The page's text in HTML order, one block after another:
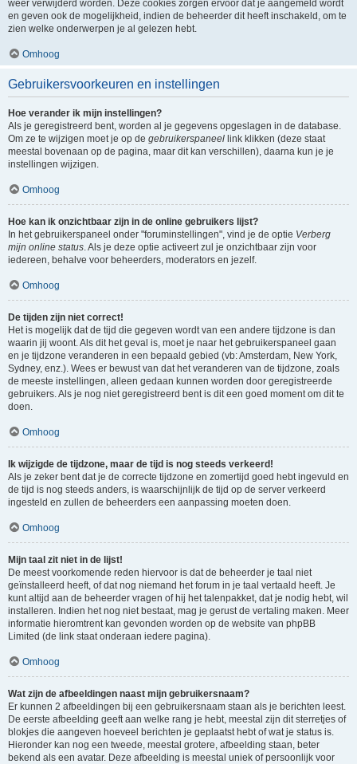
weer verwijderd worden. Deze cookies zorgen ervoor dat je aangemeld wordt
en geven ook de mogelijkheid, indien de beheerder dit heeft inschakeld, om te
zien welke onderwerpen je al gelezen hebt.
Omhoog
Gebruikersvoorkeuren en instellingen
Hoe verander ik mijn instellingen?
Als je geregistreerd bent, worden al je gegevens opgeslagen in de database.
Om ze te wijzigen moet je op de gebruikerspaneel link klikken (deze staat
meestal bovenaan op de pagina, maar dit kan verschillen), daarna kun je je
instellingen wijzigen.
Omhoog
Hoe kan ik onzichtbaar zijn in de online gebruikers lijst?
In het gebruikerspaneel onder "foruminstellingen", vind je de optie Verberg
mijn online status. Als je deze optie activeert zul je onzichtbaar zijn voor
iedereen, behalve voor beheerders, moderators en jezelf.
Omhoog
De tijden zijn niet correct!
Het is mogelijk dat de tijd die gegeven wordt van een andere tijdzone is dan
waarin jij woont. Als dit het geval is, moet je naar het gebruikerspaneel gaan
en je tijdzone veranderen in een bepaald gebied (vb: Amsterdam, New York,
Sydney, enz.). Wees er bewust van dat het veranderen van de tijdzone, zoals
de meeste instellingen, alleen gedaan kunnen worden door geregistreerde
gebruikers. Als je nog niet geregistreerd bent is dit een goed moment om dit te
doen.
Omhoog
Ik wijzigde de tijdzone, maar de tijd is nog steeds verkeerd!
Als je zeker bent dat je de correcte tijdzone en zomertijd goed hebt ingevuld en
de tijd is nog steeds anders, is waarschijnlijk de tijd op de server verkeerd
ingesteld en zullen de beheerders een aanpassing moeten doen.
Omhoog
Mijn taal zit niet in de lijst!
De meest voorkomende reden hiervoor is dat de beheerder je taal niet
geïnstalleerd heeft, of dat nog niemand het forum in je taal vertaald heeft. Je
kunt altijd aan de beheerder vragen of hij het talenpakket, dat je nodig hebt, wil
installeren. Indien het nog niet bestaat, mag je gerust de vertaling maken. Meer
informatie hieromtrent kan gevonden worden op de website van phpBB
Limited (de link staat onderaan iedere pagina).
Omhoog
Wat zijn de afbeeldingen naast mijn gebruikersnaam?
Er kunnen 2 afbeeldingen bij een gebruikersnaam staan als je berichten leest.
De eerste afbeelding geeft aan welke rang je hebt, meestal zijn dit sterretjes of
blokjes die aangeven hoeveel berichten je geplaatst hebt of wat je status is.
Hieronder kan nog een tweede, meestal grotere, afbeelding staan, beter
bekend als een avatar. Deze afbeelding is meestal uniek of persoonlijk voor